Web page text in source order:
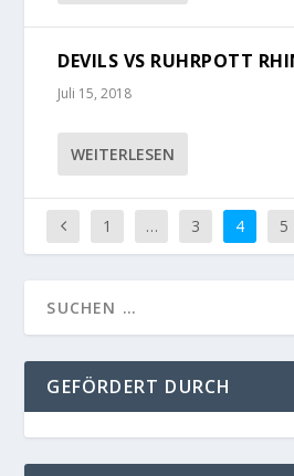
DEVILS VS RUHRPOTT
Juli 15, 2018
WEITERLESEN
1 … 3 4 5
GEFÖRDERT DURCH